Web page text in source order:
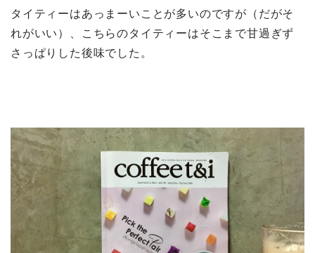
タイティーはあっまーいことが多いのですが（だがそ
れがいい）、こちらのタイティーはそこまで甘過ぎず
さっぱりした後味でした。